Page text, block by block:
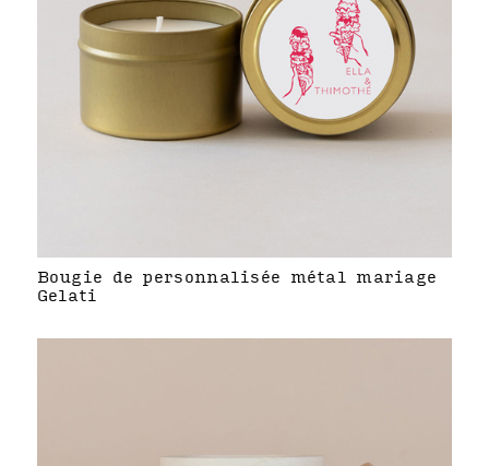
Bougie de personnalisée métal mariage
Gelati